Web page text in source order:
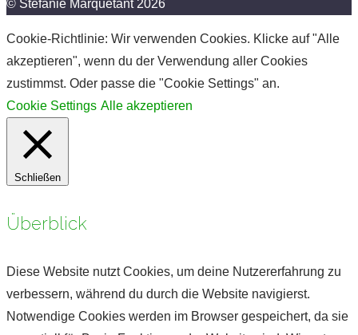
© Stefanie Marquetant 2026
Cookie-Richtlinie: Wir verwenden Cookies. Klicke auf "Alle
akzeptieren", wenn du der Verwendung aller Cookies
zustimmst. Oder passe die "Cookie Settings" an.
Cookie Settings Alle akzeptieren
Schließen
Überblick
Diese Website nutzt Cookies, um deine Nutzererfahrung zu
verbessern, während du durch die Website navigierst.
Notwendige Cookies werden im Browser gespeichert, da sie